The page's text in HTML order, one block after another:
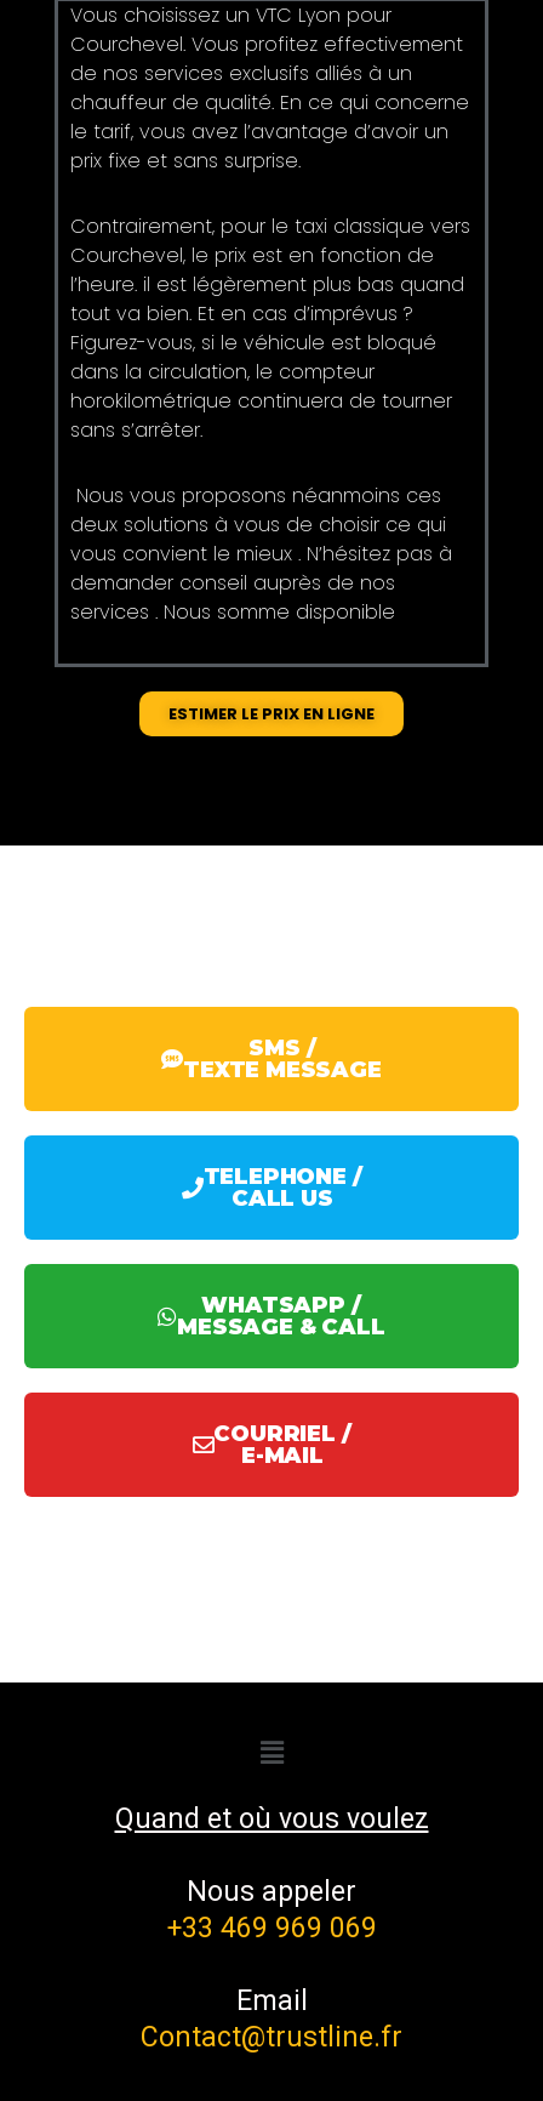
Vous choisissez un VTC Lyon pour
Courchevel. Vous profitez effectivement
de nos services exclusifs alliés à un
chauffeur de qualité. En ce qui concerne
le tarif, vous avez l’avantage d’avoir un
prix fixe et sans surprise.
Contrairement, pour le taxi classique vers
Courchevel, le prix est en fonction de
l’heure. il est légèrement plus bas quand
tout va bien. Et en cas d’imprévus ?
Figurez-vous, si le véhicule est bloqué
dans la circulation, le compteur
horokilométrique continuera de tourner
sans s’arrêter.
Nous vous proposons néanmoins ces
deux solutions à vous de choisir ce qui
vous convient le mieux . N’hésitez pas à
demander conseil auprès de nos
services . Nous somme disponible
ESTIMER LE PRIX EN LIGNE
SMS /
TEXTE MESSAGE
TELEPHONE /
CALL US
WHATSAPP /
MESSAGE & CALL
COURRIEL /
E-MAIL
Quand et où vous voulez
Nous appeler
+33 469 969 069
Email
Contact@trustline.fr